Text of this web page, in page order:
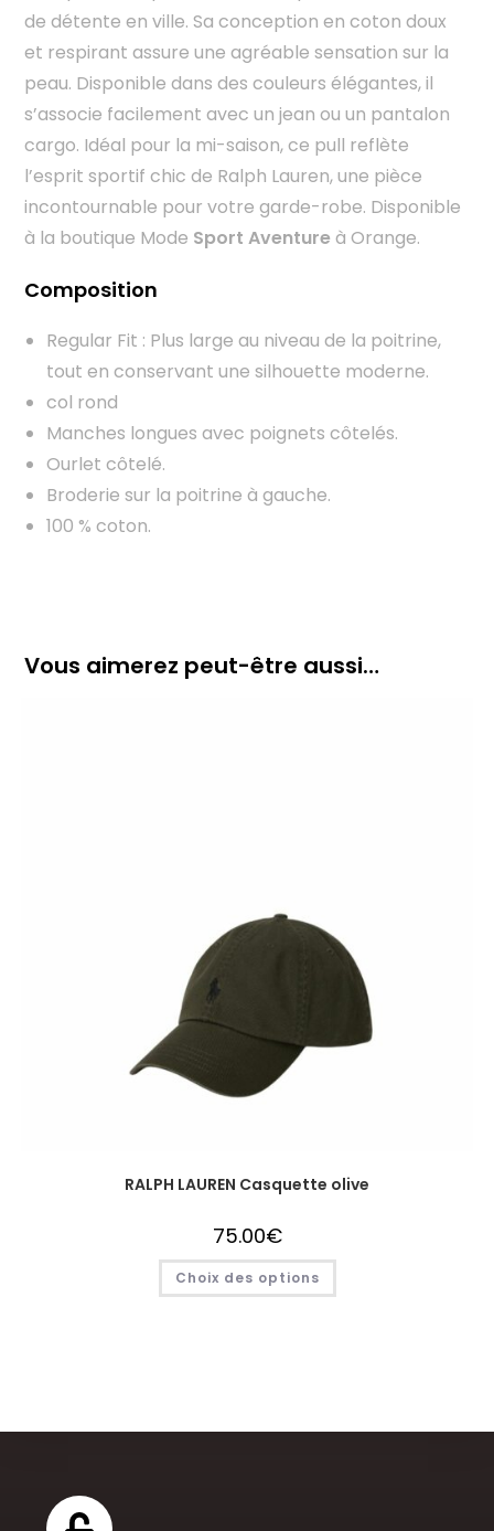
de détente en ville. Sa conception en coton doux
et respirant assure une agréable sensation sur la
peau. Disponible dans des couleurs élégantes, il
s’associe facilement avec un jean ou un pantalon
cargo. Idéal pour la mi-saison, ce pull reflète
l’esprit sportif chic de Ralph Lauren, une pièce
incontournable pour votre garde-robe. Disponible
à la boutique Mode Sport Aventure à Orange.
Composition
Regular Fit : Plus large au niveau de la poitrine,
tout en conservant une silhouette moderne.
col rond
Manches longues avec poignets côtelés.
Ourlet côtelé.
Broderie sur la poitrine à gauche.
100 % coton.
Vous aimerez peut-être aussi…
RALPH LAUREN Casquette olive
75.00€
Choix des options